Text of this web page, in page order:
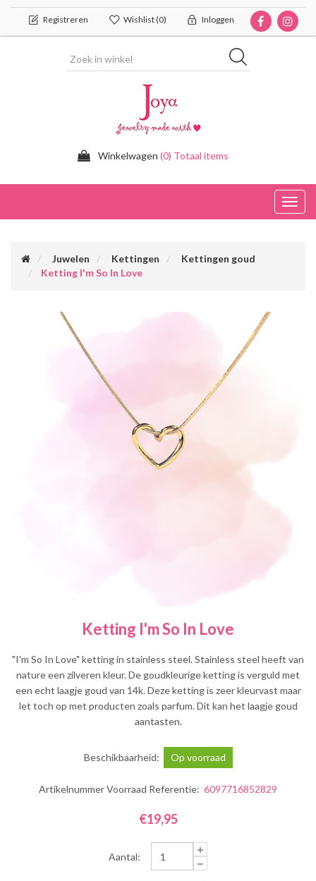
Registreren Wishlist(0) Inloggen
Winkelwagen (0) Totaal items
Juwelen Kettingen
Kettingen goud
Ketting I'm So In Love
Ketting I'm So In Love
"I'm So In Love" ketting in stainless steel. Stainless steel heeft van
nature een zilveren kleur. De goudkleurige ketting is verguld met
een echt laagje goud van 14k. Deze ketting is zeer kleurvast maar
let toch op met producten zoals parfum. Dit kan het laagje goud
aantasten.
Beschikbaarheid: Op voorraad
Artikelnummer Voorraad Referentie: 6097716852829
€19,95
Aantal: